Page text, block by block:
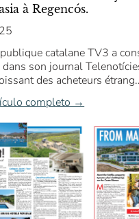
à Regencós.
catalane TV3 a
dans son journal
des acheteurs
completo →